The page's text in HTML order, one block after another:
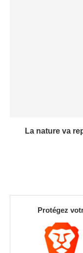
La nature va
Protégez